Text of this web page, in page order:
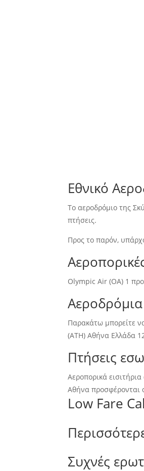
Εθνικό
Το αεροδρόμιο της
πτήσεις.
Προς το παρόν,
Olympic Air (OA) 1
Παρακάτω μπορείτε
(ATH) Αθήνα Ελλάδα
Πτήσεις
Αεροπορικά
Αθήνα προσφέρονται
Low Fare
Συχνές